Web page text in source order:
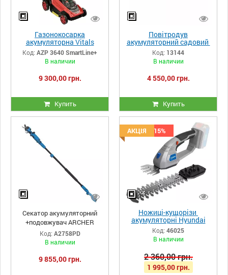
Газонокосарка
акумуляторна Vitals
Master AZP 3640
SmartLine+
Код: AZP 3640 SmartLine+
В наличии
9 300,00 грн.
Купить
Повітродув
акумуляторний садовий
WORCRAFT CLB-S40LiB
Код: 13144
В наличии
4 550,00 грн.
Купить
Секатор акумуляторний
+подовжувач ARCHER
Код: A2758PD
В наличии
9 855,00 грн.
Скидка -15%
АКЦІЯ
Ножиці-кущорізи
акумуляторні Hyundai
HYT 2018 без АКБ та ЗП
Код: 46025
В наличии
2 360,00 грн.
1 995,00 грн.